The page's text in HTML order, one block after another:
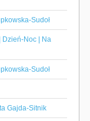
Sudoł
Dzień-Noc | Na
Sudoł
Gajda-Sitnik